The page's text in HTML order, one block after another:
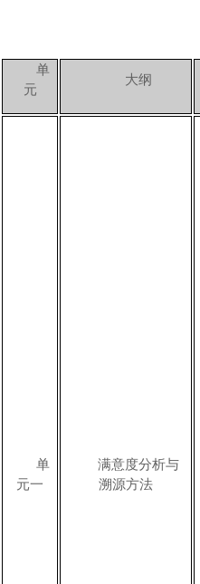
单
元
大纲
单
元一
满意度分析与
溯源方法